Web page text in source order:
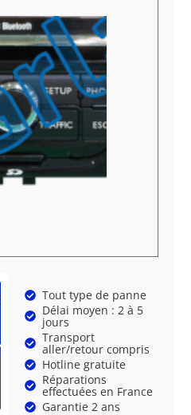
Tout type de panne
Délai moyen : 2 à 5
jours
Transport
aller/retour compris
Hotline gratuite
Réparations
effectuées en France
Garantie 2 ans